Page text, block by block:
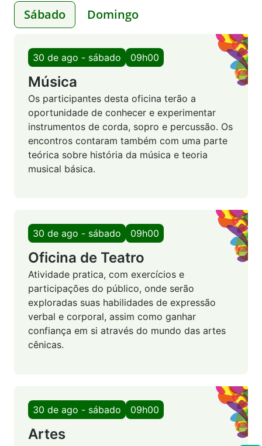
Sábado Domingo
30 de ago - sábado 09h00
Música
Os participantes desta oficina terão a
oportunidade de conhecer e experimentar
instrumentos de corda, sopro e percussão. Os
encontros contaram também com uma parte
teórica sobre história da música e teoria
musical básica.
30 de ago - sábado 09h00
Oficina de Teatro
Atividade pratica, com exercícios e
participações do público, onde serão
exploradas suas habilidades de expressão
verbal e corporal, assim como ganhar
confiança em si através do mundo das artes
cênicas.
30 de ago - sábado 09h00
Artes